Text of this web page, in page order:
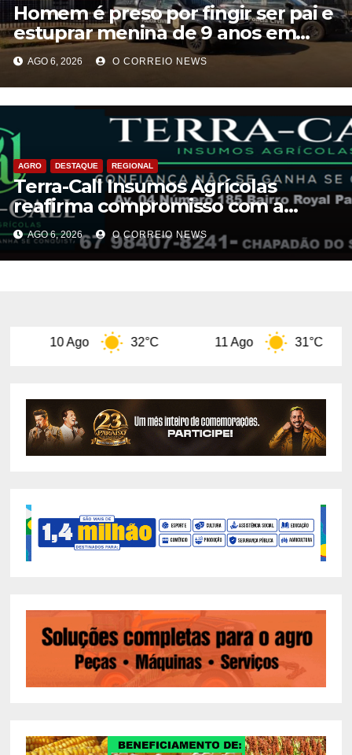
Homem é preso por fingir ser pai e
estuprar menina de 9 anos em
Aparecida do Taboado
AGO 6, 2026 O CORREIO NEWS
AGRO DESTAQUE REGIONAL
Terra-Call Insumos Agrícolas
reafirma compromisso com a
qualidade do Calcário Castro PR
AGO 6, 2026 O CORREIO NEWS
32°C 11 Ago 31°C 12 Ago